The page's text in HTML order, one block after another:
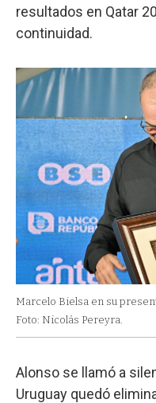
resultados en Qatar
continuidad.
Marcelo Bielsa en su
Foto: Nicolás Pereyra.
Alonso se llamó a
Uruguay quedó